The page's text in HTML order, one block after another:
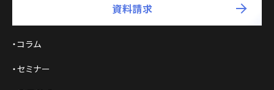
資料請求
コラム
セミナー